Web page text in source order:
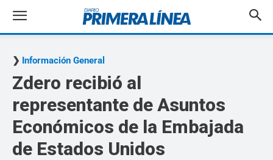
Información General
Zdero recibió al
representante de Asuntos
Económicos de la Embajada
de Estados Unidos